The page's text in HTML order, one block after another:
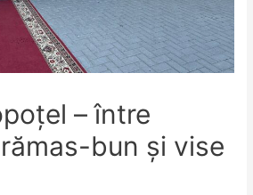
– între
bun și vise